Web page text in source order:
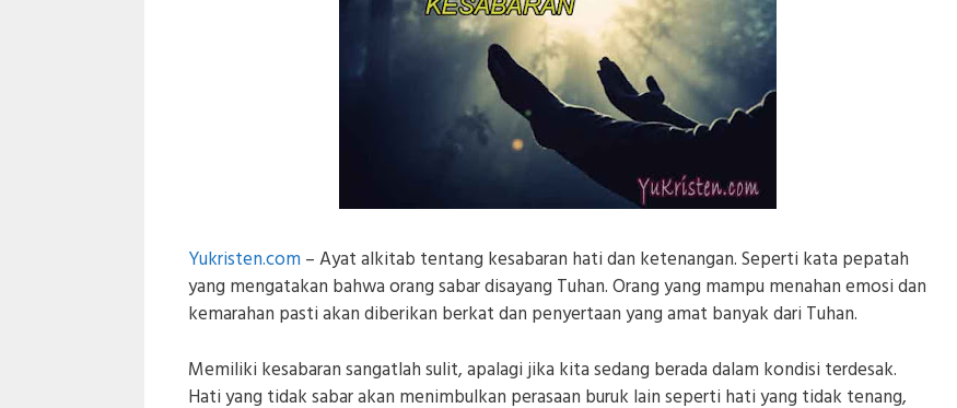
Yukristen.com – Ayat alkitab tentang kesabaran hati dan ketenangan. Seperti kata pepatah
yang mengatakan bahwa orang sabar disayang Tuhan. Orang yang mampu menahan emosi dan
kemarahan pasti akan diberikan berkat dan penyertaan yang amat banyak dari Tuhan.
Memiliki kesabaran sangatlah sulit, apalagi jika kita sedang berada dalam kondisi terdesak.
Hati yang tidak sabar akan menimbulkan perasaan buruk lain seperti hati yang tidak tenang,